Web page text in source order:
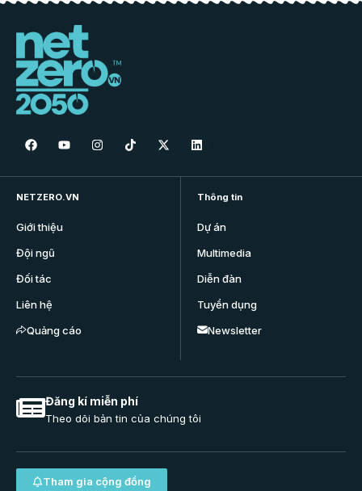
NETZERO.VN
Giới thiệu
Đội ngũ
Đối tác
Liên hệ
Quảng cáo
Thông tin
Dự án
Multimedia
Diễn đàn
Tuyển dụng
Newsletter
Đăng kí miễn phí
Theo dõi bản tin của chúng tôi
Tham gia cộng đồng